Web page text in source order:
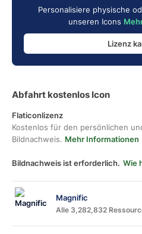
Personalisiere physische
unseren Icons
Lizenz
Abfahrt kostenlos Icon
Flaticonlizenz
Kostenlos für den persönlichen
Bildnachweis. Mehr Informationen
Bildnachweis ist erforderlich. Wie
Magnific
Alle 3,282,832